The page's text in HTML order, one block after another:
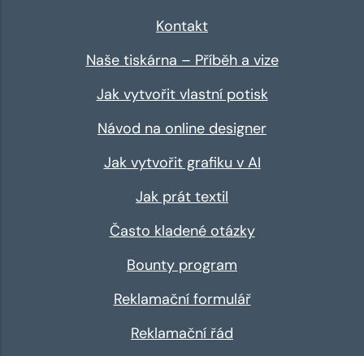
Kontakt
Naše tiskárna – Příběh a vize
Jak vytvořit vlastní potisk
Návod na online designer
Jak vytvořit grafiku v AI
Jak prát textil
Často kladené otázky
Bounty program
Reklamační formulář
Reklamační řád